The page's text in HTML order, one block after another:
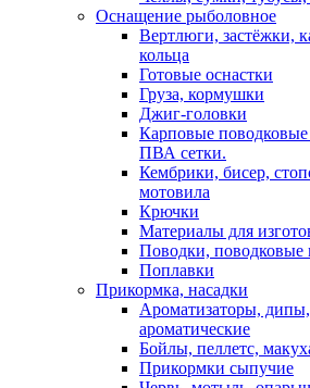
Оснащение рыболовное
Вертлюги, застёжки,
кольца
Готовые оснастки
Груза, кормушки
Джиг-головки
Карповые
ПВА сетки.
Кембрики, бисер,
мотовила
Крючки
Материалы для
Поводки, поводковые
Поплавки
Прикормка, насадки
Ароматизаторы,
ароматические
Бойлы, пеллетс,
Прикормки сыпучие